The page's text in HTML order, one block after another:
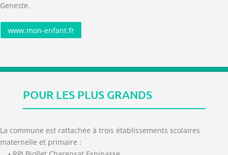
Geneste.
www.mon-enfant.fr
POUR LES PLUS GRANDS
La commune est rattachée à trois établissements scolaires
maternelle et primaire :